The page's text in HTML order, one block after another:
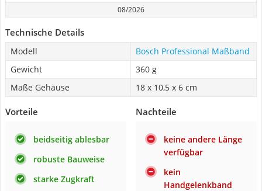
08/2026
Technische Details
Modell
Bosch Professional Maßband
Gewicht
360 g
Maße Gehäuse
‎18 x 10,5 x 6 cm
Vorteile
beidseitig ablesbar
robuste Bauweise
starke Zugkraft
Nachteile
keine andere Länge
verfügbar
kein
Handgelenkband